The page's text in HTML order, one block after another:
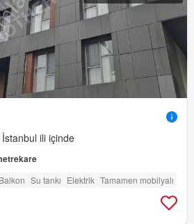
İstanbul ili içinde
Balkon Su tankı Elektrik Tamamen mobilyalı